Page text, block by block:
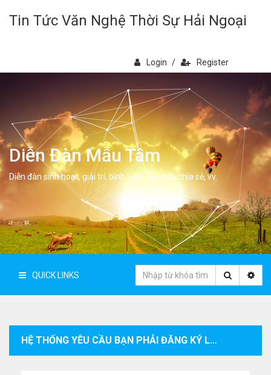
Tin Tức Văn Nghệ Thời Sự Hải Ngoại
Login / Register
Diễn Đàn Mẫu Tâm
Diễn đàn sinh hoạt, giải trí, bình luân, học hỏi, chia sẻ, vv.
QUICK LINKS
HỆ THỐNG YÊU CẦU BẠN PHẢI ĐĂNG KÝ LÀM THÀNH VIÊN VÀ ĐĂNG NHẬP VÀO HỆ THỐNG ĐỂ XEM THÔNG TIN CÁ NHÂN CỦA THÀNH VIÊN.